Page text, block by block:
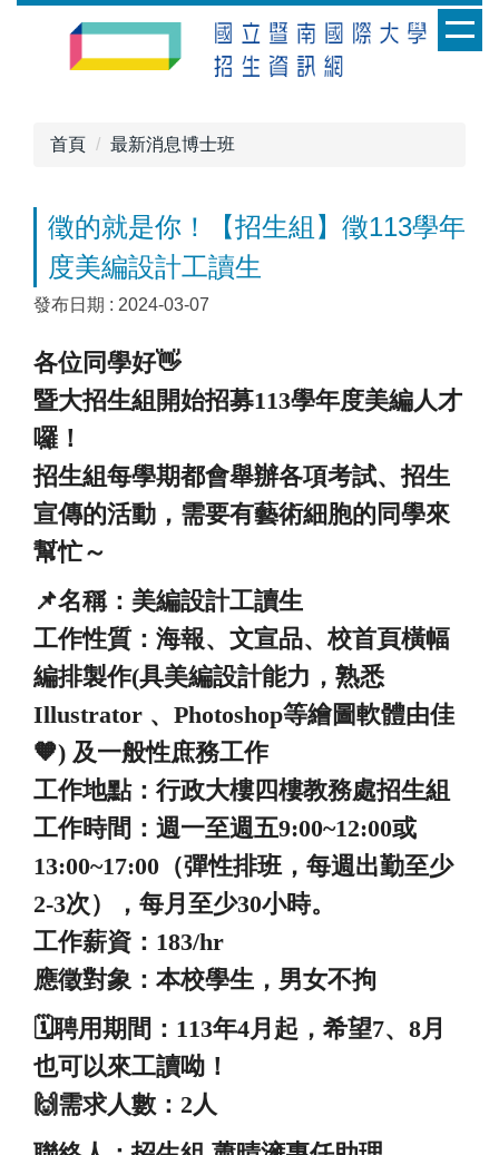
首頁 最新消息博士班
徵的就是你！【招生組】徵113學年
度美編設計工讀生
發布日期 : 2024-03-07
各位同學好👋
暨大招生組開始招募113學年度美編人才
囉！
招生組每學期都會舉辦各項考試、招生
宣傳的活動，需要有藝術細胞的同學來
幫忙～
📌名稱：美編設計工讀生
工作性質：海報、文宣品、校首頁橫幅
編排製作(具美編設計能力，熟悉
Illustrator 、Photoshop等繪圖軟體由佳
🧡) 及一般性庶務工作
工作地點：行政大樓四樓教務處招生組
工作時間：週一至週五9:00~12:00或
13:00~17:00（彈性排班，每週出勤至少
2-3次），每月至少30小時。
工作薪資：183/hr
應徵對象：本校學生，男女不拘
🗓️聘用期間：113年4月起，希望7、8月
也可以來工讀呦！
🙌需求人數：2人